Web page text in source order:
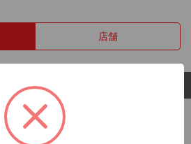
店舗
© 2017 Clear Inc.